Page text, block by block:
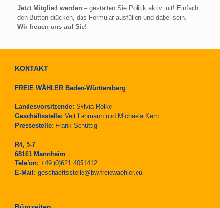
Jetzt Mitglied werden – gestalten Sie Politik aktiv mit! Einfach
den Button drücken, das Formular ausfüllen und dabei sein.
Wir freuen uns auf Sie!
KONTAKT
FREIE WÄHLER Baden-Württemberg
Landesvorsitzende: Sylvia Rolke
Geschäftsstelle: Veit Lehmann und Michaela Kern
Pressestelle: Frank Schüttig
R4, 5-7
68161 Mannheim
Telefon: +49 (0)621 4051412
E-Mail: geschaeftsstelle@bw.freiewaehler.eu
Bürozeiten